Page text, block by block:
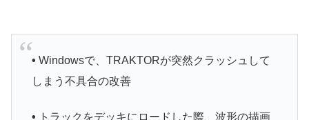
• Windowsで、TRAKTORが突然クラッシュして
しまう不具合の改善
•
トラックをデッキにロードした際、波形の描画